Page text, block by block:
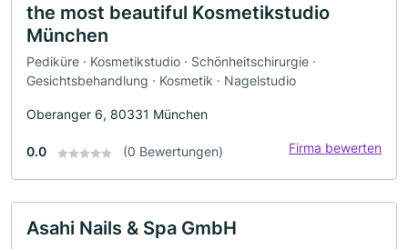
the most beautiful Kosmetikstudio
München
Pediküre · Kosmetikstudio · Schönheitschirurgie ·
Gesichtsbehandlung · Kosmetik · Nagelstudio
Oberanger 6, 80331 München
0.0 (0 Bewertungen) Firma bewerten
Asahi Nails & Spa GmbH